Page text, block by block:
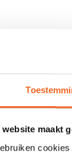
website maakt
snel te
is de meest
op